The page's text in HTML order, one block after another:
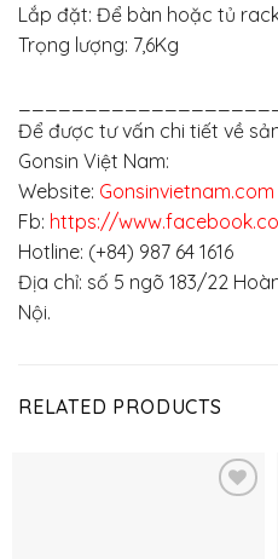
Lắp đặt: Để bàn hoặc tủ rack
Trọng lượng: 7,6Kg
Để được tư vấn chi tiết về
Gonsin Việt Nam:
Website: Gonsinvietnam.com
Fb: https://
Hotline: (+84) 987 64 1616
Địa chỉ: số 5 ngõ 183/22
Nội.
RELATED PRODUCTS